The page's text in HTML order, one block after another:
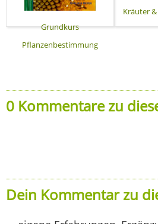
Grundkurs
Pflanzenbestimmung
Kräuter
0 Kommentare zu
Dein Kommentar zu